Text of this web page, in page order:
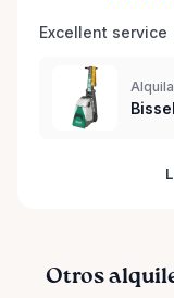
Excellent service
Otros